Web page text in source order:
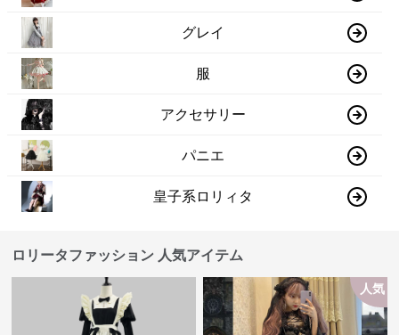
グレイ
服
アクセサリー
パニエ
皇子系ロリィタ
ロリータファッション 人気アイテム
人気